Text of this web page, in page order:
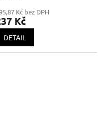
Kč bez DPH
Kč
DETAIL